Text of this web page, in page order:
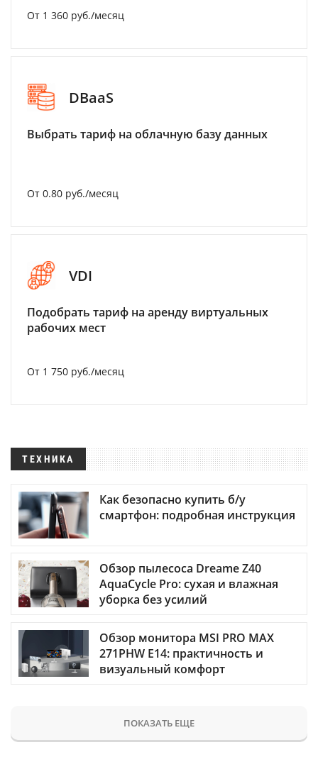
От 1 360 руб./месяц
DBaaS
Выбрать тариф на облачную базу данных
От 0.80 руб./месяц
VDI
Подобрать тариф на аренду виртуальных
рабочих мест
От 1 750 руб./месяц
ТЕХНИКА
Как безопасно купить б/у
смартфон: подробная инструкция
Обзор пылесоса Dreame Z40
AquaCycle Pro: сухая и влажная
уборка без усилий
Обзор монитора MSI PRO MAX
271PHW E14: практичность и
визуальный комфорт
ПОКАЗАТЬ ЕЩЕ